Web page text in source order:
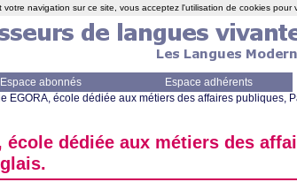
Espace abonnés
Espace adhérents
EGORA, école dédiée aux métiers des affaires publiques,
école dédiée aux métiers des
votre navigation sur ce site, vous acceptez l'utilisation de cookies